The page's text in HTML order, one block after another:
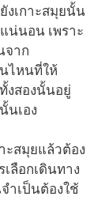
งเกาะสมุยนั้น
น่นอน เพราะ
จาก
ไหนที่ให้
งสองนั้นอยู่
นเอง
ะสมุยแล้วต้อง
ลือกเดินทาง
ำเป็นต้องใช้